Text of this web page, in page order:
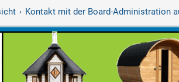
Kontakt mit der Board-Administration